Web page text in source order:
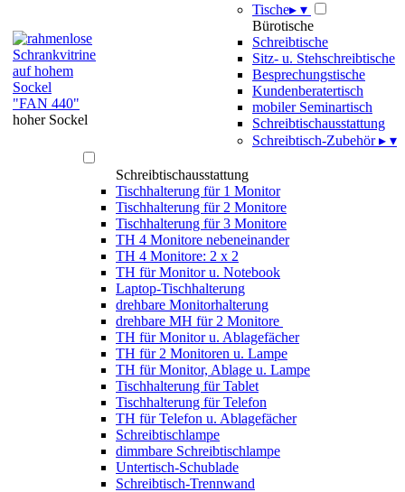
"FAN 440"
hoher Sockel
Tische▸ ▾
Bürotische
Schreibtische
Sitz- u. Stehschreibtische
Besprechungstische
Kundenberatertisch
mobiler Seminartisch
Schreibtischausstattung
Schreibtisch-Zubehör▸ ▾
Schreibtischausstattung
Tischhalterung für 1 Monitor
Tischhalterung für 2 Monitore
Tischhalterung für 3 Monitore
TH 4 Monitore nebeneinander
TH 4 Monitore: 2 x 2
TH für Monitor u. Notebook
Laptop-Tischhalterung
drehbare Monitorhalterung
drehbare MH für 2 Monitore
TH für Monitor u. Ablagefächer
TH für 2 Monitoren u. Lampe
TH für Monitor, Ablage u. Lampe
Tischhalterung für Tablet
Tischhalterung für Telefon
TH für Telefon u. Ablagefächer
Schreibtischlampe
dimmbare Schreibtischlampe
Untertisch-Schublade
Schreibtisch-Trennwand